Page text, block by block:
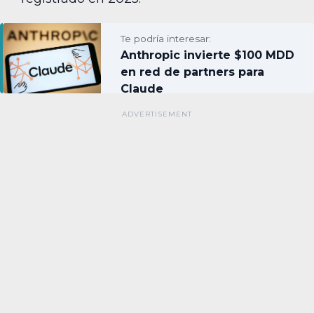
Te podría interesar:
Anthropic invierte $100 MDD
en red de partners para
Claude